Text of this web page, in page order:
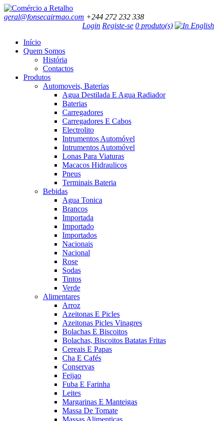
geral@fonsecairmao.com +244 272 232 338
Login Registe-se 0 produto(s)
Início
Quem Somos
História
Contactos
Produtos
Automoveis, Baterias
Agua Destilada E Agua Radiador
Baterias
Carregadores
Carregadores E Cabos
Electrolito
Intrumentos Automóvel
Intrumentos Automóvel
Lonas Para Viaturas
Macacos Hidraulicos
Pneus
Terminais Bateria
Bebidas
Agua Tonica
Brancos
Importada
Importado
Importados
Nacionais
Nacional
Rose
Sodas
Tintos
Verde
Alimentares
Arroz
Azeitonas E Picles
Azeitonas Picles Vinagres
Bolachas E Biscoitos
Bolachas, Biscoitos Batatas Fritas
Cereais E Papas
Cha E Cafés
Conservas
Feijao
Fuba E Farinha
Leites
Margarinas E Manteigas
Massa De Tomate
Massas Alimenticas